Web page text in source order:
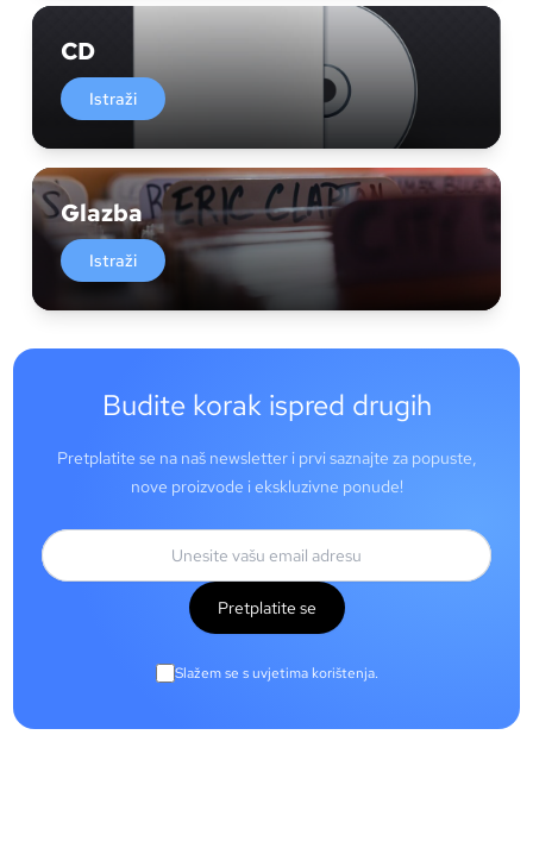
CD
Istraži
Glazba
Istraži
Budite korak ispred drugih
Pretplatite se na naš newsletter i prvi saznajte za popuste,
nove proizvode i ekskluzivne ponude!
Pretplatite se
Slažem se s uvjetima korištenja.